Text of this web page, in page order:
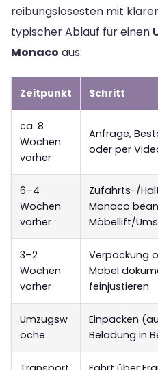
reibungslosesten mit
typischer Ablauf für einen
Monaco aus:
Zeitpunkt Schritt
ca. 8
Wochen
vorher
Anfrage,
oder per
6–4
Wochen
vorher
Zufahrts-/
Monaco
Möbellift/
3–2
Wochen
vorher
Verpackung
Möbel
feinjustieren
Umzugsw
oche
Einpacken
Beladung in